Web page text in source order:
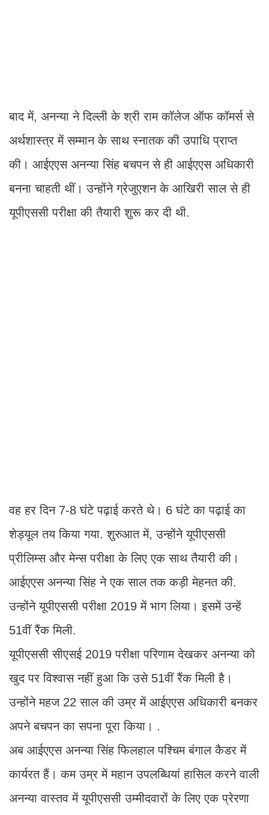
बाद में, अनन्या ने दिल्ली के श्री राम कॉलेज ऑफ कॉमर्स से
अर्थशास्त्र में सम्मान के साथ स्नातक की उपाधि प्राप्त
की। आईएएस अनन्या सिंह बचपन से ही आईएएस अधिकारी
बनना चाहती थीं। उन्होंने ग्रेजुएशन के आखिरी साल से ही
यूपीएससी परीक्षा की तैयारी शुरू कर दी थी.
वह हर दिन 7-8 घंटे पढ़ाई करते थे। 6 घंटे का पढ़ाई का
शेड्यूल तय किया गया. शुरुआत में, उन्होंने यूपीएससी
प्रीलिम्स और मेन्स परीक्षा के लिए एक साथ तैयारी की।
आईएएस अनन्या सिंह ने एक साल तक कड़ी मेहनत की.
उन्होंने यूपीएससी परीक्षा 2019 में भाग लिया। इसमें उन्हें
51वीं रैंक मिली.
यूपीएससी सीएसई 2019 परीक्षा परिणाम देखकर अनन्या को
खुद पर विश्वास नहीं हुआ कि उसे 51वीं रैंक मिली है।
उन्होंने महज 22 साल की उम्र में आईएएस अधिकारी बनकर
अपने बचपन का सपना पूरा किया। .
अब आईएएस अनन्या सिंह फिलहाल पश्चिम बंगाल कैडर में
कार्यरत हैं। कम उम्र में महान उपलब्धियां हासिल करने वाली
अनन्या वास्तव में यूपीएससी उम्मीदवारों के लिए एक प्रेरणा